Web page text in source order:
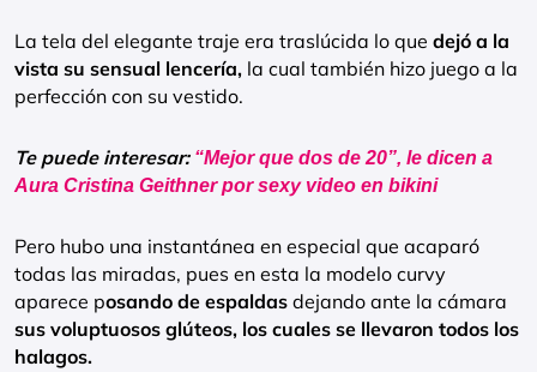
La tela del elegante traje era traslúcida lo que dejó a la
vista su sensual lencería, la cual también hizo juego a la
perfección con su vestido.
Te puede interesar: “Mejor que dos de 20”, le dicen a
Aura Cristina Geithner por sexy video en bikini
Pero hubo una instantánea en especial que acaparó
todas las miradas, pues en esta la modelo curvy
aparece posando de espaldas dejando ante la cámara
sus voluptuosos glúteos, los cuales se llevaron todos los
halagos.